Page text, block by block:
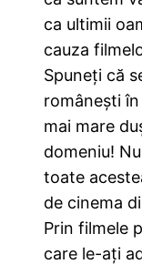
ca ultimii
cauza
Spuneți că
românești
mai mare
domeniu!
toate
de cinema
Prin filmele
care le-ați